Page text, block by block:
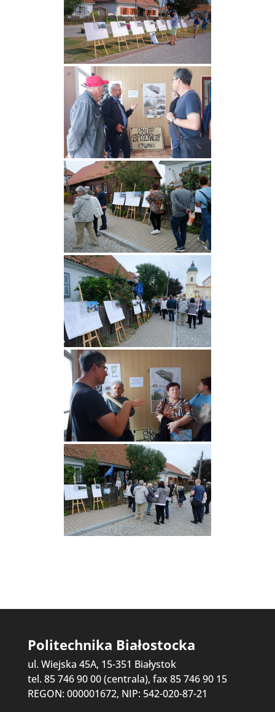
Politechnika Białostocka
ul. Wiejska 45A, 15-351 Białystok
tel. 85 746 90 00 (centrala), fax 85 746 90 15
REGON: 000001672, NIP: 542-020-87-21